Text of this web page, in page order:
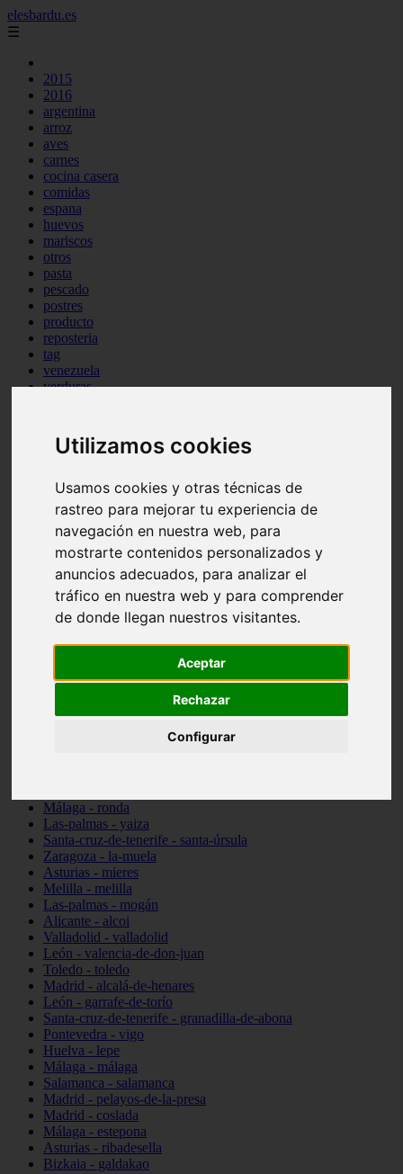
Utilizamos cookies
Usamos cookies y otras técnicas de
rastreo para mejorar tu experiencia de
navegación en nuestra web, para
mostrarte contenidos personalizados y
anuncios adecuados, para analizar el
tráfico en nuestra web y para comprender
de donde llegan nuestros visitantes.
Aceptar
Rechazar
Configurar
elesbardu.es
☰
2015
2016
argentina
arroz
aves
carnes
cocina casera
comidas
espana
huevos
mariscos
otros
pasta
pescado
postres
producto
reposteria
tag
venezuela
verduras
Teruel - sarrión
Cádiz - algodonales
Madrid - madrid
Asturias - oviedo
Cádiz - el-puerto-de-santa-maría
Asturias - aller
álava - vitoria-gasteiz
Málaga - marbella
Zaragoza - zaragoza
Barcelona - barcelona
Valencia - valencia
Toledo - seseña
Cantabria - val-de-san-vicente
Málaga - ronda
Las-palmas - yaiza
Santa-cruz-de-tenerife - santa-úrsula
Zaragoza - la-muela
Asturias - mieres
Melilla - melilla
Las-palmas - mogán
Alicante - alcoi
Valladolid - valladolid
León - valencia-de-don-juan
Toledo - toledo
Madrid - alcalá-de-henares
León - garrafe-de-torío
Santa-cruz-de-tenerife - granadilla-de-abona
Pontevedra - vigo
Huelva - lepe
Málaga - málaga
Salamanca - salamanca
Madrid - pelayos-de-la-presa
Madrid - coslada
Málaga - estepona
Asturias - ribadesella
Bizkaia - galdakao